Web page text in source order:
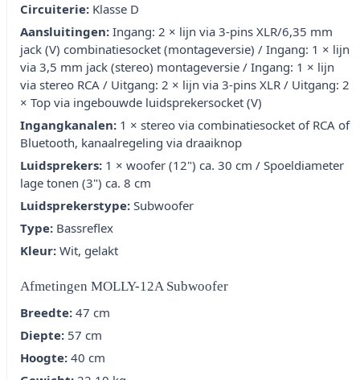
Circuiterie: Klasse D
Aansluitingen: Ingang: 2 × lijn via 3-pins XLR/6,35 mm
jack (V) combinatiesocket (montageversie) / Ingang: 1 × lijn
via 3,5 mm jack (stereo) montageversie / Ingang: 1 × lijn
via stereo RCA / Uitgang: 2 × lijn via 3-pins XLR / Uitgang: 2
× Top via ingebouwde luidsprekersocket (V)
Ingangkanalen: 1 × stereo via combinatiesocket of RCA of
Bluetooth, kanaalregeling via draaiknop
Luidsprekers: 1 × woofer (12") ca. 30 cm / Spoeldiameter
lage tonen (3") ca. 8 cm
Luidsprekerstype: Subwoofer
Type: Bassreflex
Kleur: Wit, gelakt
Afmetingen MOLLY-12A Subwoofer
Breedte: 47 cm
Diepte: 57 cm
Hoogte: 40 cm